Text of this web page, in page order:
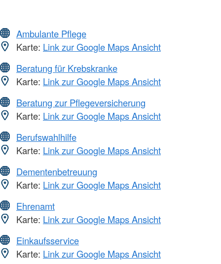
Ambulante Pflege
Karte: Link zur Google Maps Ansicht
Beratung für Krebskranke
Karte: Link zur Google Maps Ansicht
Beratung zur Pflegeversicherung
Karte: Link zur Google Maps Ansicht
Berufswahlhilfe
Karte: Link zur Google Maps Ansicht
Dementenbetreuung
Karte: Link zur Google Maps Ansicht
Ehrenamt
Karte: Link zur Google Maps Ansicht
Einkaufsservice
Karte: Link zur Google Maps Ansicht